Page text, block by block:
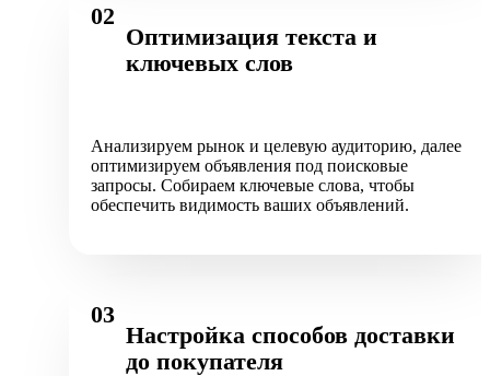
02
Оптимизация текста и
ключевых слов
Анализируем рынок и целевую аудиторию, далее
оптимизируем объявления под поисковые
запросы. Собираем ключевые слова, чтобы
обеспечить видимость ваших объявлений.
03
Настройка способов доставки
до покупателя